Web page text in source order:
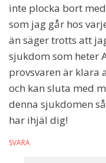
inte plocka bort
som jag går hos
än säger trotts att
sjukdom som heter
provsvaren är klara
och kan sluta med
denna sjukdomen
har ihjäl dig!
SVARA